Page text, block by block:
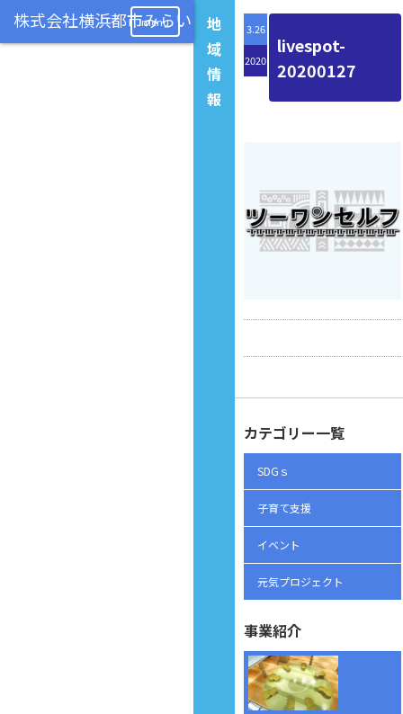
menu
地
域
情
報
3.26
2020
livespot-
20200127
カテゴリー一覧
SDGｓ
子育て支援
イベント
元気プロジェクト
事業紹介